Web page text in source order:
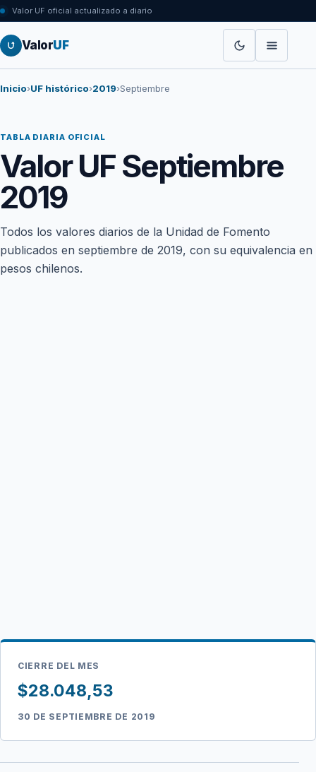
Valor UF oficial actualizado a diario
ValorUF
Inicio›UF histórico›2019›Septiembre
TABLA DIARIA OFICIAL
Valor UF Septiembre
2019
Todos los valores diarios de la Unidad de Fomento
publicados en septiembre de 2019, con su equivalencia en
pesos chilenos.
CIERRE DEL MES
$28.048,53
30 DE SEPTIEMBRE DE 2019